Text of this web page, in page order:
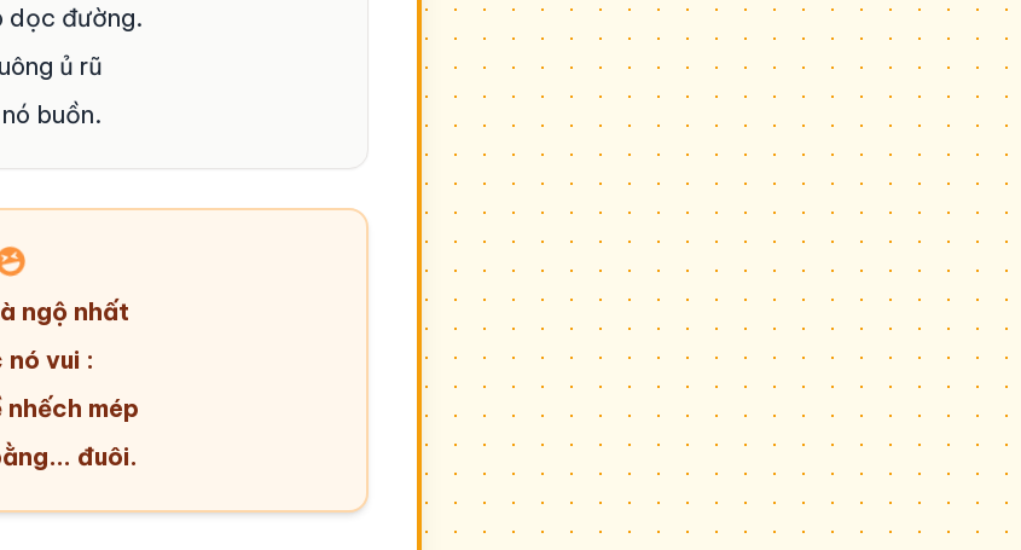
dọc đường.
ủ rũ
buồn.
ngộ nhất
nó vui :
nhếch mép
đuôi.